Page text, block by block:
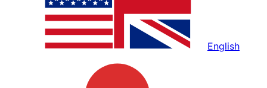
English